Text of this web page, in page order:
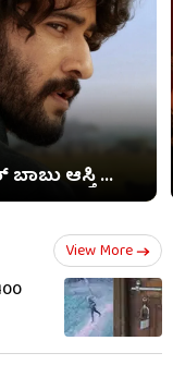
ಆಸ್ತಿ ...
View More